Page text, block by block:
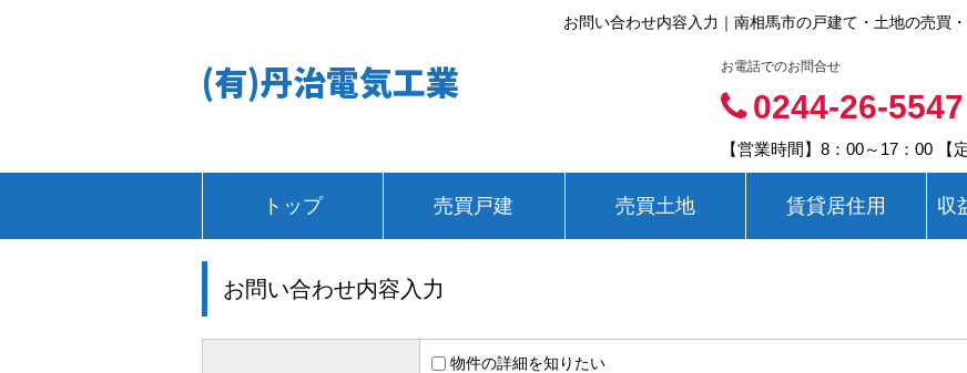
お問い合わせ内容入力｜南相馬市の戸建て・土地の売
(有)丹治電気工業 お電話でのお問合せ
0244-26-5547
【営業時間】8：00～17：00 【
トップ 売買戸建 売買土地 賃貸居住用 収
お問い合わせ内容入力
物件の詳細を知りたい